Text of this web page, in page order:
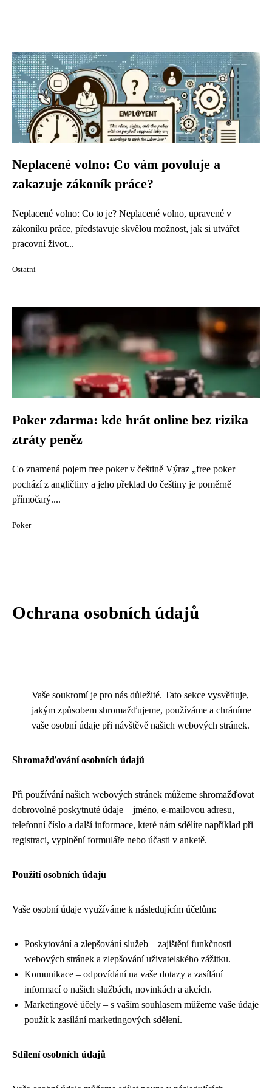
Neplacené volno: Co vám povoluje a
zakazuje zákoník práce?
Neplacené volno: Co to je? Neplacené volno, upravené v
zákoníku práce, představuje skvělou možnost, jak si utvářet
pracovní život...
Ostatní
Poker zdarma: kde hrát online bez rizika
ztráty peněz
Co znamená pojem free poker v češtině Výraz „free poker
pochází z angličtiny a jeho překlad do češtiny je poměrně
přímočarý....
Poker
Ochrana osobních údajů
Vaše soukromí je pro nás důležité. Tato sekce vysvětluje,
jakým způsobem shromažďujeme, používáme a chráníme
vaše osobní údaje při návštěvě našich webových stránek.
Shromažďování osobních údajů
Při používání našich webových stránek můžeme shromažďovat
dobrovolně poskytnuté údaje – jméno, e-mailovou adresu,
telefonní číslo a další informace, které nám sdělíte například při
registraci, vyplnění formuláře nebo účasti v anketě.
Použití osobních údajů
Vaše osobní údaje využíváme k následujícím účelům:
Poskytování a zlepšování služeb – zajištění funkčnosti
webových stránek a zlepšování uživatelského zážitku.
Komunikace – odpovídání na vaše dotazy a zasílání
informací o našich službách, novinkách a akcích.
Marketingové účely – s vaším souhlasem můžeme vaše údaje
použít k zasílání marketingových sdělení.
Sdílení osobních údajů